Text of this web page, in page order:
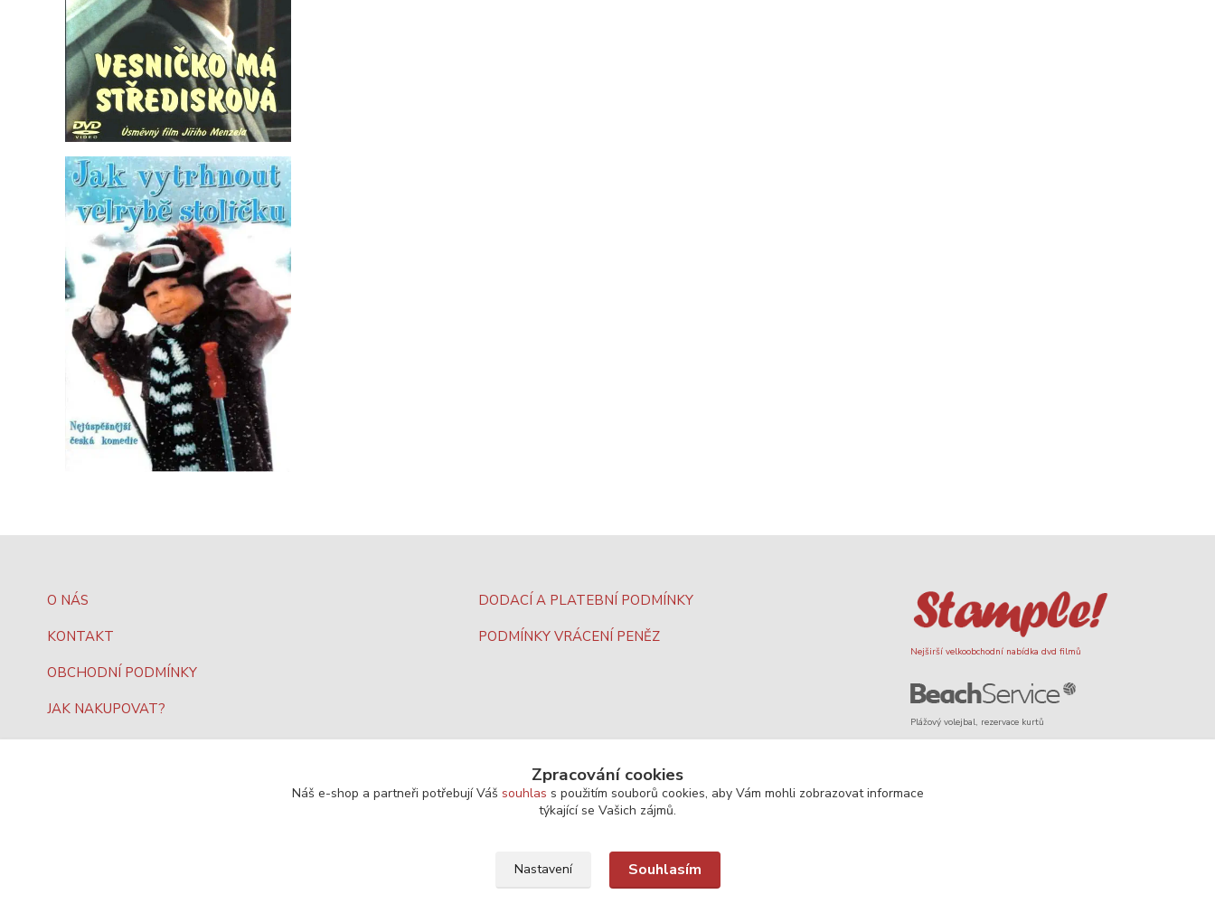
O NÁS
KONTAKT
OBCHODNÍ PODMÍNKY
JAK NAKUPOVAT?
OCHRANA DAT
DODACÍ A PLATEBNÍ PODMÍNKY
PODMÍNKY VRÁCENÍ PENĚZ
Nejširší velkoobchodní nabídka dvd filmů
Plážový volejbal, rezervace kurtů
Zpracování cookies
Náš e-shop a partneři potřebují Váš souhlas s použitím souborů cookies, aby Vám mohli zobrazovat informace
týkající se Vašich zájmů.
Nastavení Souhlasím